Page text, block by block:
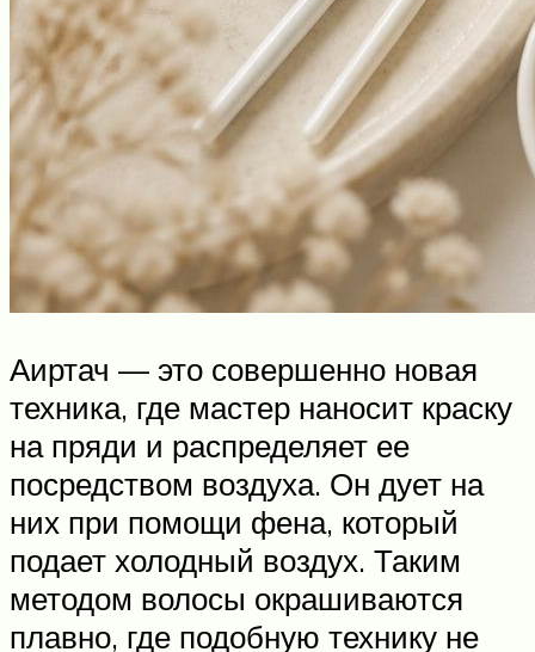
Аиртач — это совершенно новая
техника, где мастер наносит краску
на пряди и распределяет ее
посредством воздуха. Он дует на
них при помощи фена, который
подает холодный воздух. Таким
методом волосы окрашиваются
плавно, где подобную технику не